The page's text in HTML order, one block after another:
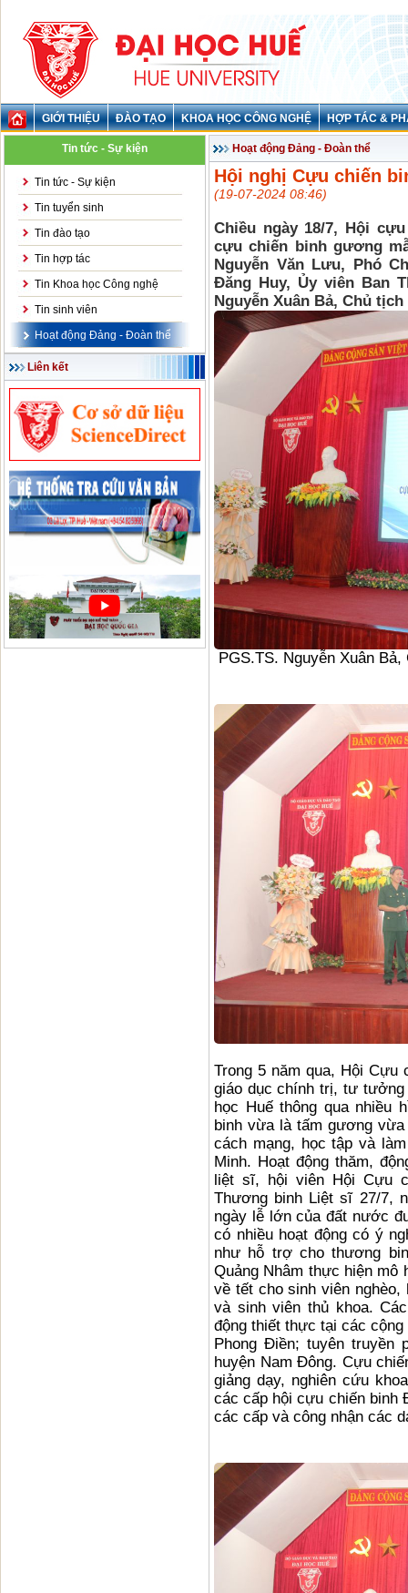
GIỚI THIỆU ĐÀO TẠO KHOA HỌC CÔNG NGHỆ HỢP TÁC &
Tin tức - Sự kiện
Tin tức - Sự kiện
Tin tuyển sinh
Tin đào tạo
Tin hợp tác
Tin Khoa học Công nghệ
Tin sinh viên
Hoạt động Đảng - Đoàn thể
Liên kết
Hoạt động Đảng - Đoàn thể
Hội nghị Cựu chiến
(19-07-2024 08:46)
Chiều ngày 18/7, Hội
cựu chiến binh gương
Nguyễn Văn Lưu, Phó
Đăng Huy, Ủy viên Ban
Nguyễn Xuân Bả, Chủ
PGS.TS. Nguyễn Xuân
Trong 5 năm qua, Hội Cựu
giáo dục chính trị, tư
học Huế thông qua nhiều
binh vừa là tấm gương
cách mạng, học tập và
Minh. Hoạt động thăm,
liệt sĩ, hội viên Hội Cựu
Thương binh Liệt sĩ 27/7,
ngày lễ lớn của đất nước
có nhiều hoạt động có ý
như hỗ trợ cho thương
Quảng Nhâm thực hiện mô
về tết cho sinh viên nghèo,
và sinh viên thủ khoa.
động thiết thực tại các
Phong Điền; tuyên truyền
huyện Nam Đông. Cựu
giảng dạy, nghiên cứu
các cấp hội cựu chiến binh
các cấp và công nhận các